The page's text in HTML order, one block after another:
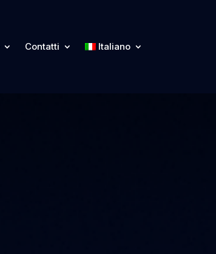
Contatti Italiano